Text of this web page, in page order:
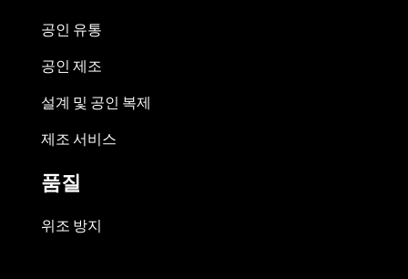
공인 유통
공인 제조
설계 및 공인 복제
제조 서비스
품질
위조 방지